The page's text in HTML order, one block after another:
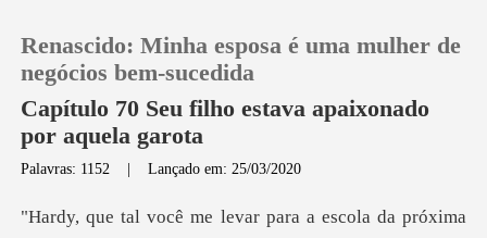
Loja
Renascido: Minha esposa é uma mulher de
negócios bem-sucedida
Capítulo 70 Seu filho estava apaixonado
por aquela garota
Palavras: 1152 |Lançado em: 25/03/2020